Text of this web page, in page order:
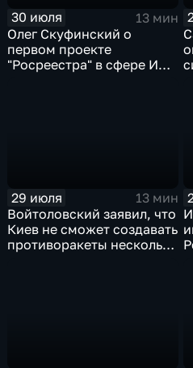
30 июля
13 мин
Олег Скуфинский о
первом проекте
"Росреестра" в сфере ИИ
29 июля
13 мин
Войтоловский заявил, что
Киев не сможет создавать
противоракеты несколько